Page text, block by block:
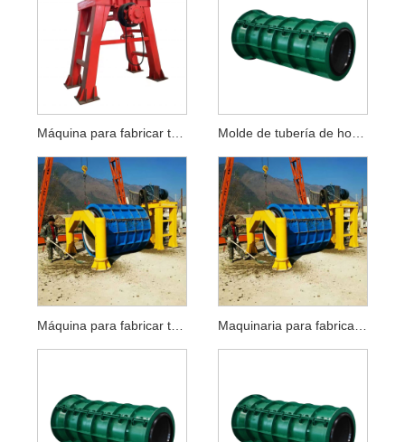
Máquina para fabricar tubos de hormigón suspendidos con rodillos
Máquina para fabricar tubos compactados con rodillos